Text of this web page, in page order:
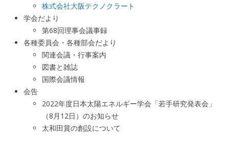
株式会社大阪テクノクラート
学会だより
第68回理事会議事録
各種委員会・各種部会だより
関連会議・行事案内
図書と雑誌
国際会議情報
会告
2022年度日本太陽エネルギー学会「若手研究発表会」
（8月12日）のお知らせ
太和田賞の創設について